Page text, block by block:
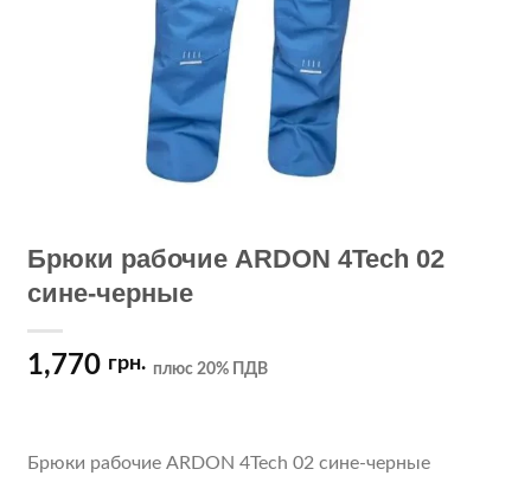
Брюки рабочие ARDON 4Tech 02
сине-черные
1,770 грн. плюс 20% ПДВ
Брюки рабочие ARDON 4Tech 02 сине-черные